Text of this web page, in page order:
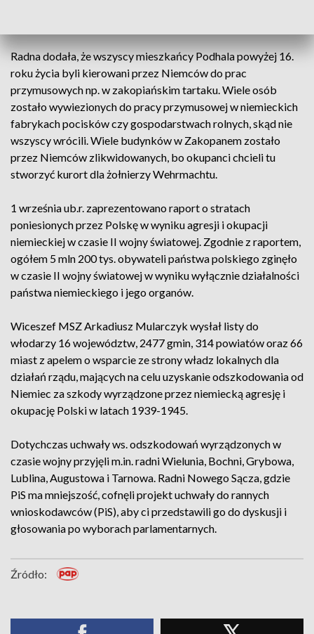
Radna dodała, że wszyscy mieszkańcy Podhala powyżej 16.
roku życia byli kierowani przez Niemców do prac
przymusowych np. w zakopiańskim tartaku. Wiele osób
zostało wywiezionych do pracy przymusowej w niemieckich
fabrykach pocisków czy gospodarstwach rolnych, skąd nie
wszyscy wrócili. Wiele budynków w Zakopanem zostało
przez Niemców zlikwidowanych, bo okupanci chcieli tu
stworzyć kurort dla żołnierzy Wehrmachtu.
1 września ub.r. zaprezentowano raport o stratach
poniesionych przez Polskę w wyniku agresji i okupacji
niemieckiej w czasie II wojny światowej. Zgodnie z raportem,
ogółem 5 mln 200 tys. obywateli państwa polskiego zginęło
w czasie II wojny światowej w wyniku wyłącznie działalności
państwa niemieckiego i jego organów.
Wiceszef MSZ Arkadiusz Mularczyk wysłał listy do
włodarzy 16 województw, 2477 gmin, 314 powiatów oraz 66
miast z apelem o wsparcie ze strony władz lokalnych dla
działań rządu, mających na celu uzyskanie odszkodowania od
Niemiec za szkody wyrządzone przez niemiecką agresję i
okupację Polski w latach 1939-1945.
Dotychczas uchwały ws. odszkodowań wyrządzonych w
czasie wojny przyjęli m.in. radni Wielunia, Bochni, Grybowa,
Lublina, Augustowa i Tarnowa. Radni Nowego Sącza, gdzie
PiS ma mniejszość, cofnęli projekt uchwały do rannych
wnioskodawców (PiS), aby ci przedstawili go do dyskusji i
głosowania po wyborach parlamentarnych.
Źródło: